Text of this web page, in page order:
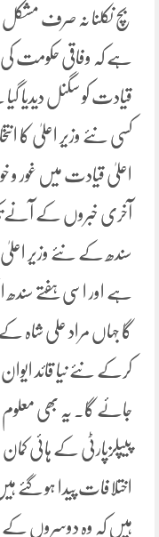
بچ نکلنا نہ صرف مشکل
ہے کہ وفاقی حکومت
قیادت کو سگنل دیدیا
کسی نئے وزیر اعلیٰ کا
اعلیٰ قیادت میں غور و
آخری خبروں کے آنے
سندھ کے نئے وزیر اعلیٰ
ہے اور اسی ہفتے سندھ
گا جہاں مراد علی شاہ
کرکے نئے نیا قائد
جائے گا۔ یہ بھی معلوم
پیپلزپارٹی کے ہائی
اختلافات پیدا ہو گئے
ہیں کہ وہ دوسروں کے